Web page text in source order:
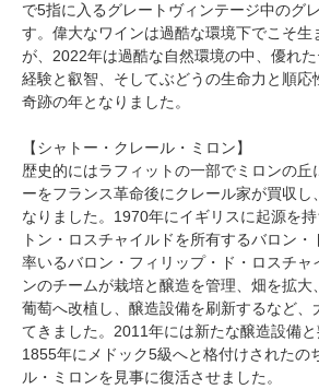
で5指に入るグレートヴィンテージ中のグ
す。偉大なワインは過酷な環境下でこそ生
が、2022年は過酷な自然環境の中、優れ
経験と叡智、そしてぶどうの生命力と順応
奇跡の年となりました。
【シャトー・クレール・ミロン】
歴史的にはラフィットの一部でミロンの丘
ーをフランス革命後にクレール家が買収し
なりました。1970年にイギリスに起源を
トン・ロスチャイルドを所有するバロン
率いるバロン・フィリップ・ド・ロスチャ
ンのチームが栽培と醸造を管理、畑を拡大
葡萄へ改植し、醸造設備を刷新するなど、
てきました。2011年には新たな醸造設備と
1855年にメドック5級へと格付けされたの
ル・ミロンを見事に復活させました。